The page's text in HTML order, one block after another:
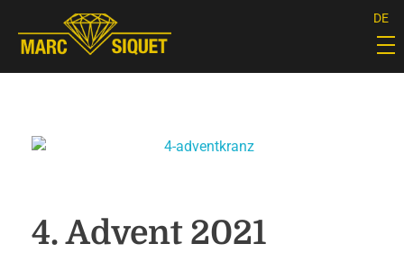
Marc Siquet - Goldschmied
DE
4. Advent 2021